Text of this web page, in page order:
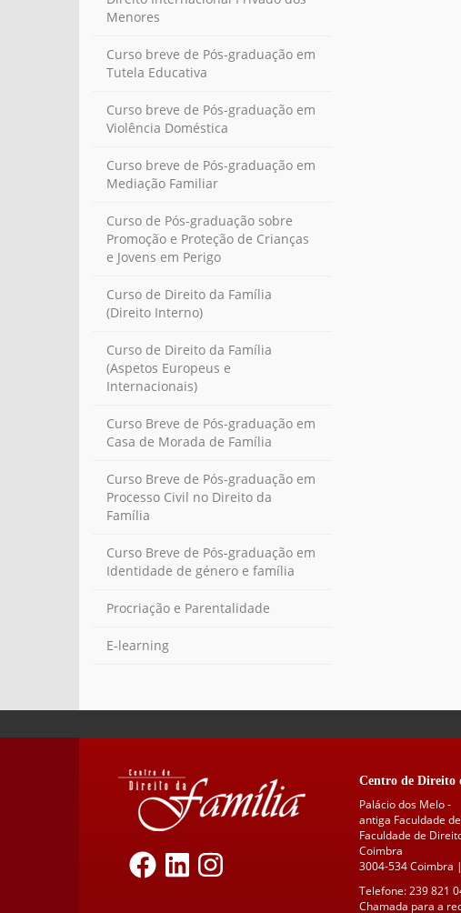
Menores
Curso breve de Pós-graduação em
Tutela Educativa
Curso breve de Pós-graduação em
Violência Doméstica
Curso breve de Pós-graduação em
Mediação Familiar
Curso de Pós-graduação sobre
Promoção e Proteção de Crianças
e Jovens em Perigo
Curso de Direito da Família
(Direito Interno)
Curso de Direito da Família
(Aspetos Europeus e
Internacionais)
Curso Breve de Pós-graduação em
Casa de Morada de Família
Curso Breve de Pós-graduação em
Processo Civil no Direito da
Família
Curso Breve de Pós-graduação em
Identidade de género e família
Procriação e Parentalidade
E-learning
Centro de Direito
Palácio dos Melo -
antiga Faculdade
Faculdade de
Coimbra
3004-534 Coimbra
Telefone: 239 821
Chamada para a